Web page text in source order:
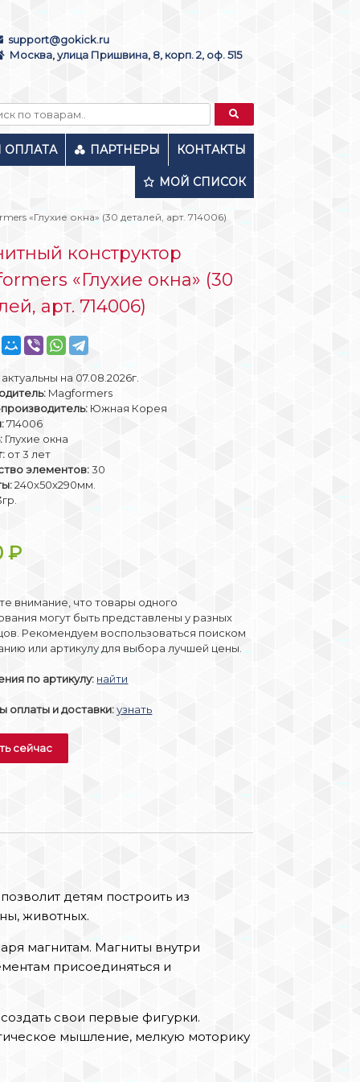
support@gokick.ru
Москва, улица Пришвина, 8, корп. 2, оф. 515
ОПЛАТА ПАРТНЕРЫ КОНТАКТЫ
МОЙ СПИСОК
«Глухие окна» (30 деталей, арт. 714006)
конструктор
«Глухие окна» (30
арт. 714006)
на 07.08.2026г.
Magformers
Южная Корея
714006
Глухие окна
от 3 лет
элементов:30
240x50x290мм.
₽
внимание, что товары одного
могут быть представлены у разных
Рекомендуем воспользоваться поиском
или артикулу для выбора лучшей цены.
по артикулу: найти
оплаты и доставки: узнать
сейчас
детям построить из
животных.
магнитам. Магниты внутри
присоединяться и
свои первые фигурки.
мышление, мелкую моторику